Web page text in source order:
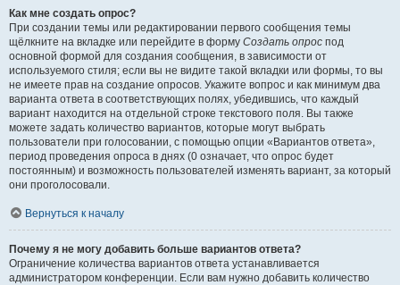
Как мне создать опрос?
При создании темы или редактировании первого сообщения темы
щёлкните на вкладке или перейдите в форму Создать опрос под
основной формой для создания сообщения, в зависимости от
используемого стиля; если вы не видите такой вкладки или формы, то вы
не имеете прав на создание опросов. Укажите вопрос и как минимум два
варианта ответа в соответствующих полях, убедившись, что каждый
вариант находится на отдельной строке текстового поля. Вы также
можете задать количество вариантов, которые могут выбрать
пользователи при голосовании, с помощью опции «Вариантов ответа»,
период проведения опроса в днях (0 означает, что опрос будет
постоянным) и возможность пользователей изменять вариант, за который
они проголосовали.
Вернуться к началу
Почему я не могу добавить больше вариантов ответа?
Ограничение количества вариантов ответа устанавливается
администратором конференции. Если вам нужно добавить количество